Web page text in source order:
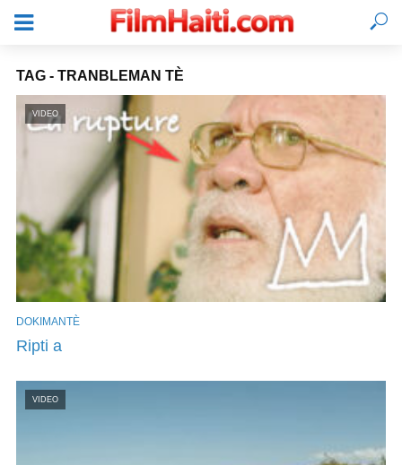
KONEKTE
TAG - TRANBLEMAN TÈ
VIDEO
DOKIMANTÈ
Ripti a
VIDEO